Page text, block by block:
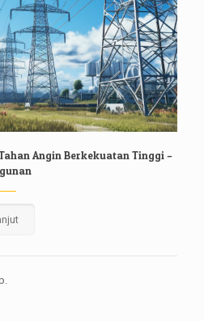
Angin Berkekuatan Tinggi –